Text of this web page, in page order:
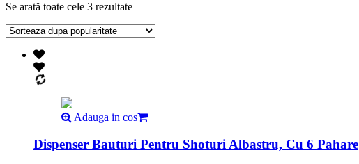
Se arată toate cele 3 rezultate
Adauga in cos
Dispenser Bauturi Pentru Shoturi Albastru, Cu 6 Pahare